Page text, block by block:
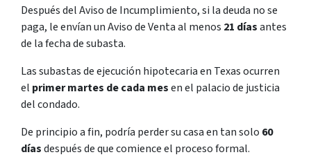
Después del Aviso de Incumplimiento, si la deuda no se
paga, le envían un Aviso de Venta al menos 21 díasantes
de la fecha de subasta.
Las subastas de ejecución hipotecaria en Texas ocurren
el primer martes de cada mesen el palacio de justicia
del condado.
De principio a fin, podría perder su casa en tan solo 60
díasdespués de que comience el proceso formal.